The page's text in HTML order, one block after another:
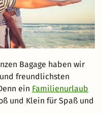
Bagage haben wir
freundlichsten
ein Familienurlaub
und Klein für Spaß und